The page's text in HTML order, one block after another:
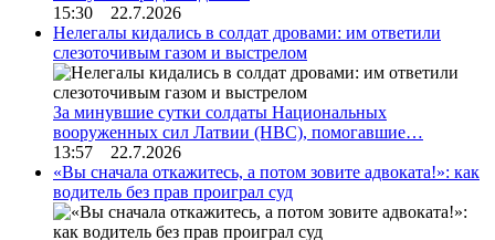
15:30 22.7.2026
Нелегалы кидались в солдат дровами: им ответили
слезоточивым газом и выстрелом
За минувшие сутки солдаты Национальных
вооруженных сил Латвии (НВС), помогавшие…
13:57 22.7.2026
«Вы сначала откажитесь, а потом зовите адвоката!»: как
водитель без прав проиграл суд